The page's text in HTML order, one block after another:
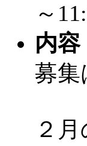
～
内容
募集
２